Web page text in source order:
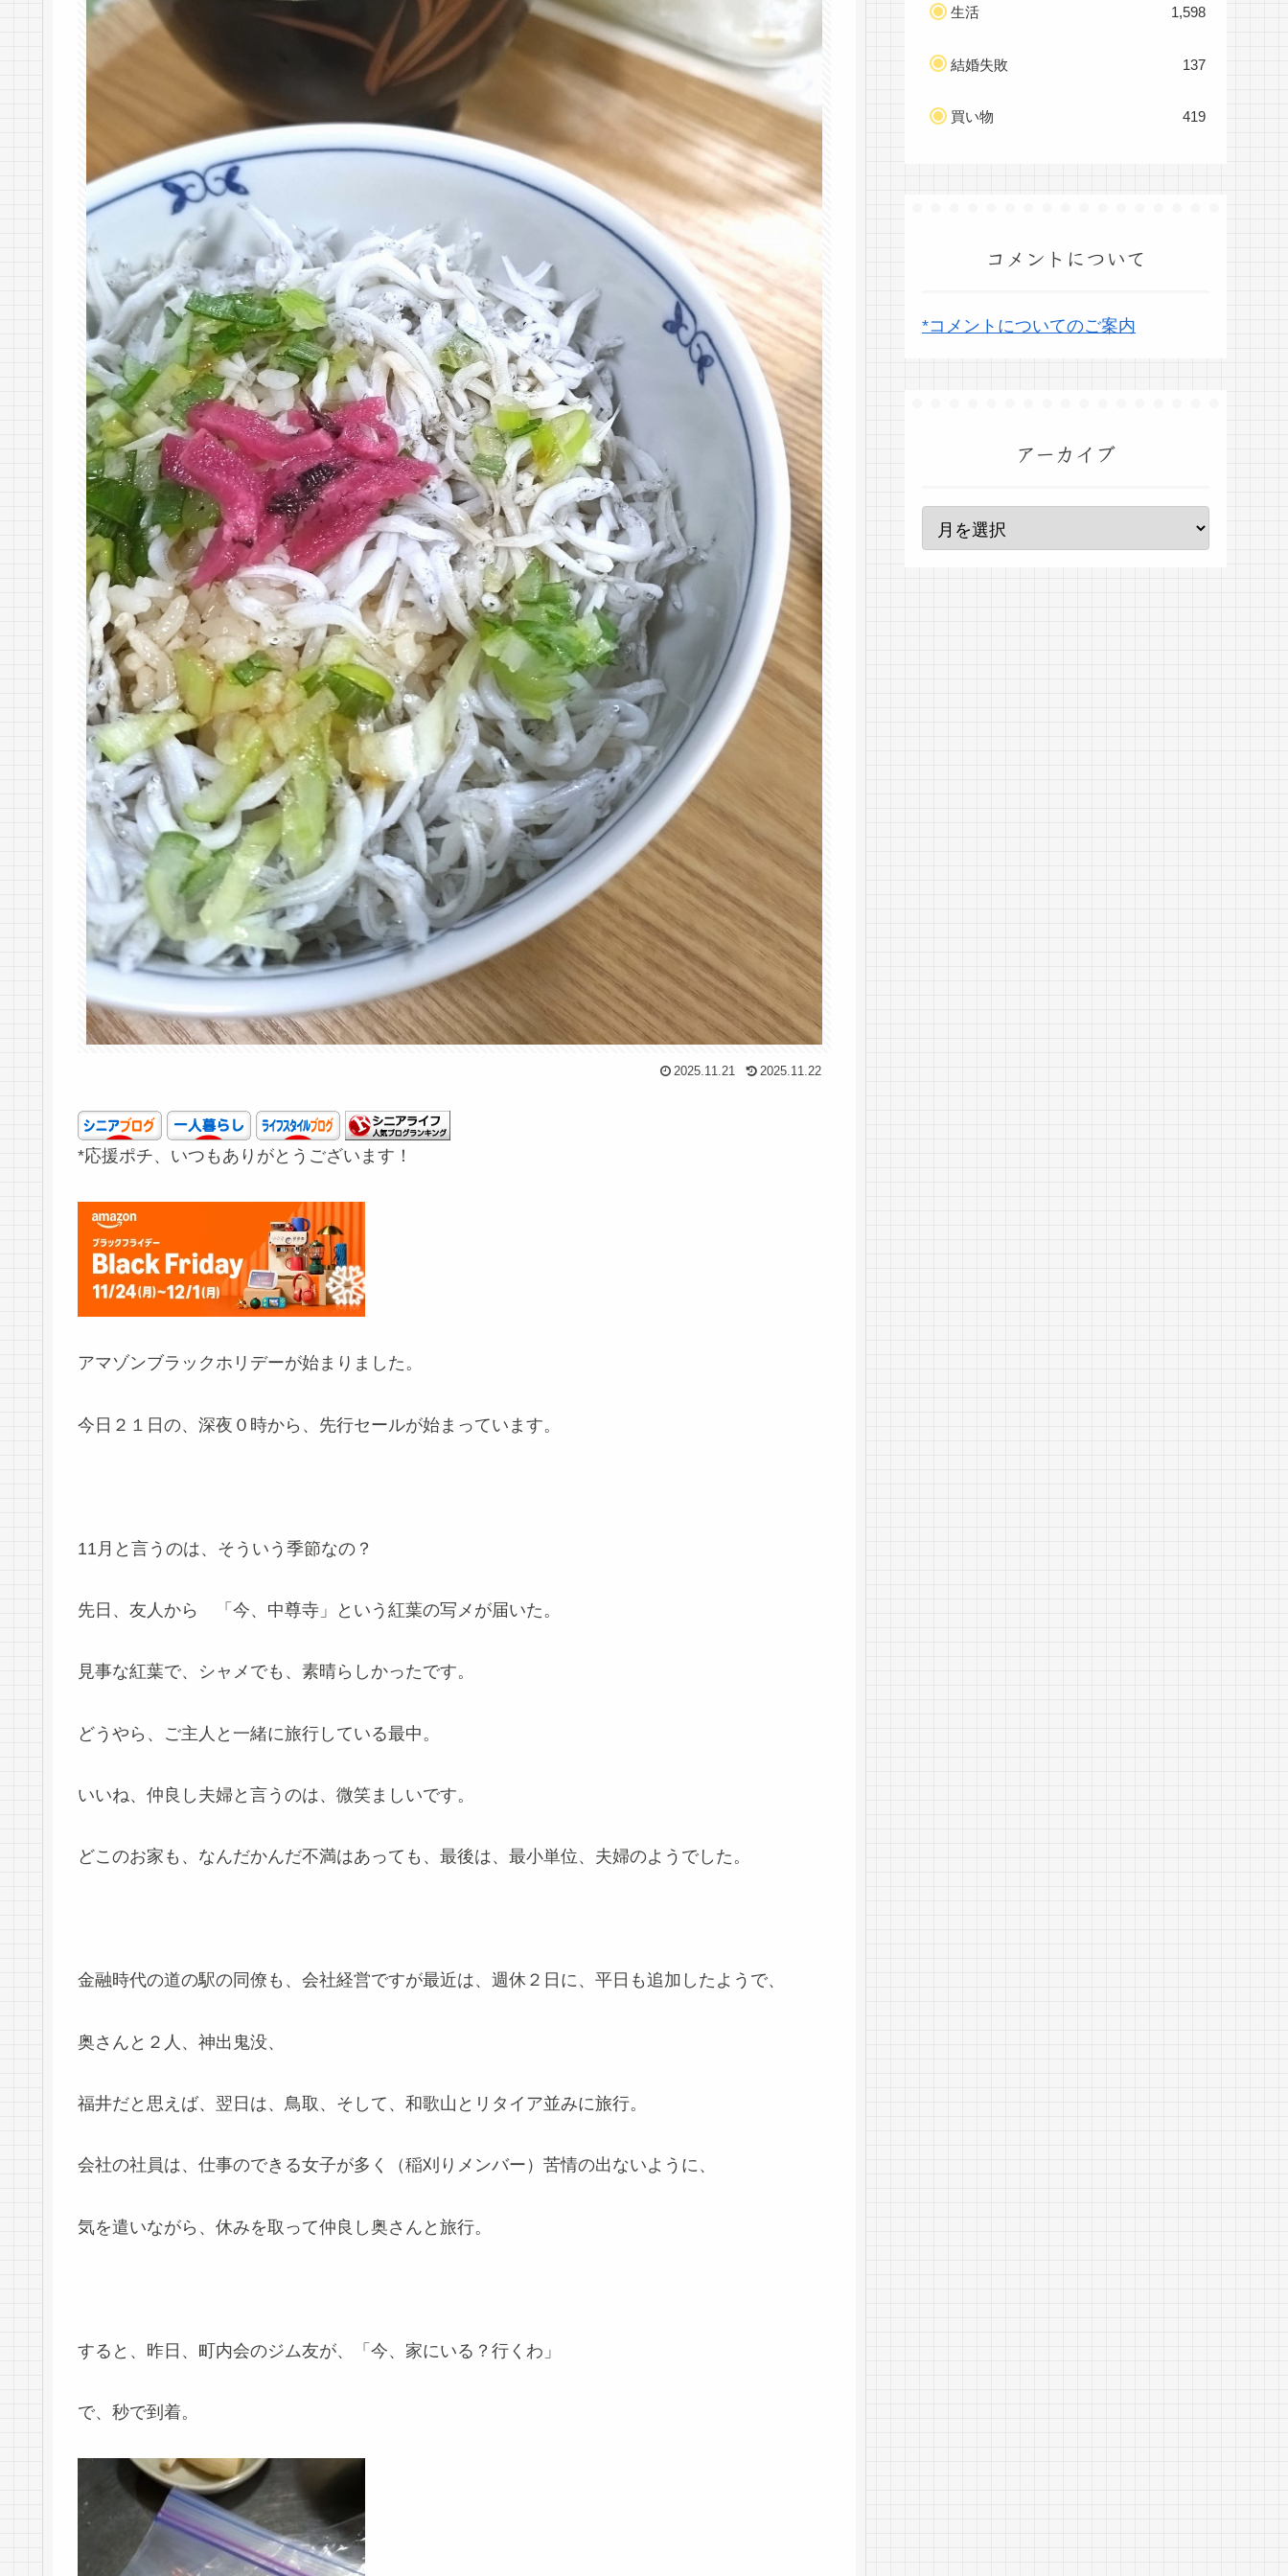
2025.11.21 2025.11.22
*応援ポチ、いつもありがとうございます！
アマゾンブラックホリデーが始まりました。
今日２１日の、深夜０時から、先行セールが始まっています。
11月と言うのは、そういう季節なの？
先日、友人から 「今、中尊寺」という紅葉の写メが届いた。
見事な紅葉で、シャメでも、素晴らしかったです。
どうやら、ご主人と一緒に旅行している最中。
いいね、仲良し夫婦と言うのは、微笑ましいです。
どこのお家も、なんだかんだ不満はあっても、最後は、最小単位、夫婦のようでした。
金融時代の道の駅の同僚も、会社経営ですが最近は、週休２日に、平日も追加したようで、
奥さんと２人、神出鬼没、
福井だと思えば、翌日は、鳥取、そして、和歌山とリタイア並みに旅行。
会社の社員は、仕事のできる女子が多く（稲刈りメンバー）苦情の出ないように、
気を遣いながら、休みを取って仲良し奥さんと旅行。
すると、昨日、町内会のジム友が、「今、家にいる？行くわ」
で、秒で到着。
生活 1,598
結婚失敗 137
買い物 419
コメントについて
*コメントについてのご案内
アーカイブ